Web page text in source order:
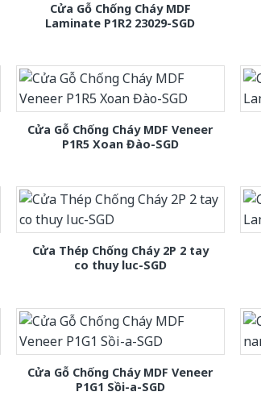
Cửa Gỗ Chống Cháy MDF
Laminate P1R2 23029-SGD
Cửa Gỗ Chống Cháy MDF Veneer
P1R5 Xoan Đào-SGD
Cửa Thép Chống Cháy 2P 2 tay
co thuy luc-SGD
Cửa Gỗ Chống Cháy MDF Veneer
P1G1 Sồi-a-SGD